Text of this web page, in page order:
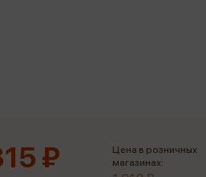
₽
Цена в розничных
магазинах: